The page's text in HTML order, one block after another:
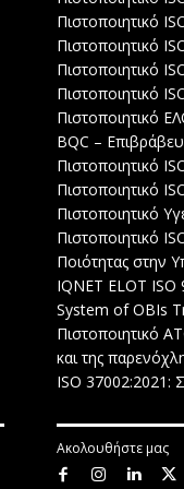
Πιστοποιητικό
Πιστοποιητικό
Πιστοποιητικό
Πιστοποιητικό
Πιστοποιητικό
BQC –
Πιστοποιητικό
Πιστοποιητικό
Πιστοποιητικό
Πιστοποιητικό
Ποιότητας στην
IQNET ELOT
System of OBIs
Πιστοποιητικό
και της
ISO 37002:2021:
Ακολουθήστε μας